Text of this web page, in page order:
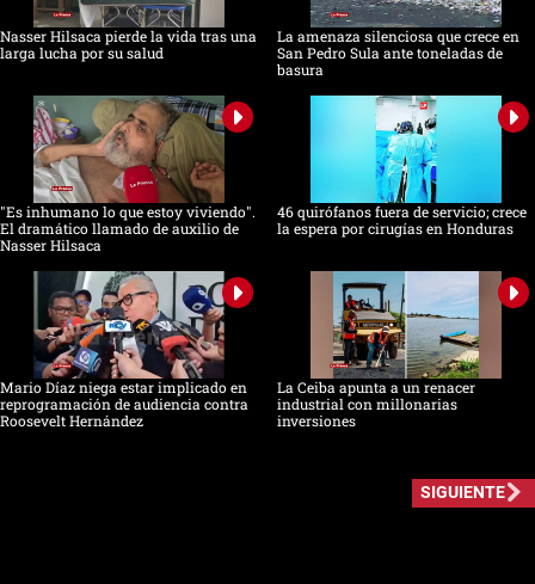
Nasser Hilsaca pierde la vida tras una
larga lucha por su salud
La amenaza silenciosa que crece en
San Pedro Sula ante toneladas de
basura
"Es inhumano lo que estoy viviendo".
El dramático llamado de auxilio de
Nasser Hilsaca
46 quirófanos fuera de servicio; crece
la espera por cirugías en Honduras
Mario Díaz niega estar implicado en
reprogramación de audiencia contra
Roosevelt Hernández
La Ceiba apunta a un renacer
industrial con millonarias
inversiones
SIGUIENTE